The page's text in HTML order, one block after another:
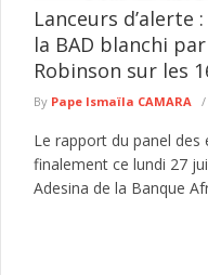
Lanceurs d’alerte
la BAD blanchi
Robinson sur les
By Pape Ismaïla CAMARA
Le rapport du panel
finalement ce lundi 27
Adesina de la Banque